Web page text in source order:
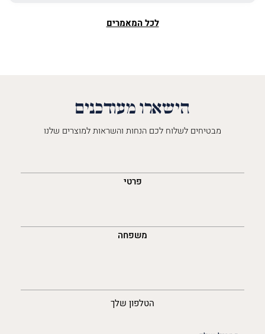
לכל המאמרים
הישארו מעודכנים
מבטיחים לשלוח לכם הנחות והשראות למוצרים שלנו
פרטי
משפחה
הטלפון שלך